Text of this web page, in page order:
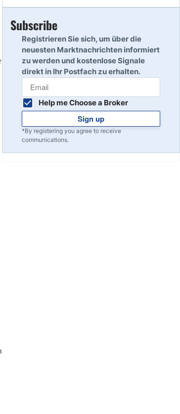
10
Subscribe
Registrieren Sie sich, um über die
neuesten Marktnachrichten informiert
zu werden und kostenlose Signale
direkt in Ihr Postfach zu erhalten.
Help me Choose a Broker
Sign up
*By registering you agree to receive
communications.